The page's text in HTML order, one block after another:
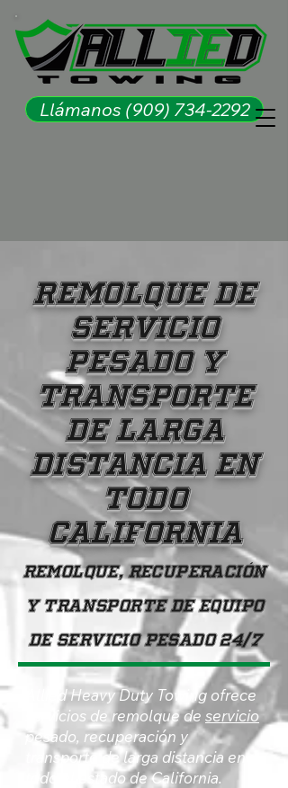
Llámanos (909) 734-2292
REMOLQUE DE
SERVICIO
PESADO Y
TRANSPORTE
DE LARGA
DISTANCIA EN
TODO
CALIFORNIA
Remolque, recuperación
y transporte de equipo
de servicio pesado 24/7
Allied Heavy Duty Towing ofrece
servicios de remolque de servicio
pesado, recuperación y
transporte de larga distancia en
todo el estado de California.